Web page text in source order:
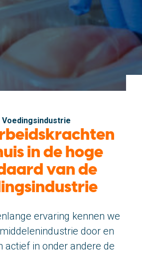
Voedingsindustrie
in de hoge
van de
ervaring kennen we
door en
actief in onder andere de